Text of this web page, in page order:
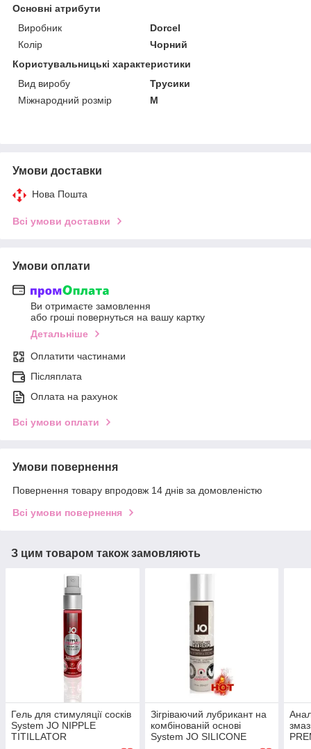
Основні атрибути
Виробник
Dorcel
Колір
Чорний
Користувальницькі характеристики
Вид виробу
Трусики
Міжнародний розмір
M
Умови доставки
Нова Пошта
Всі умови доставки
Умови оплати
Ви отримаєте замовлення
або гроші повернуться на вашу картку
Детальніше
Оплатити частинами
Післяплата
Оплата на рахунок
Всі умови оплати
Умови повернення
Повернення товару впродовж 14 днів за домовленістю
Всі умови повернення
З цим товаром також замовляють
Гель для стимуляції сосків
System JO NIPPLE
TITILLATOR
Зігріваючий лубрикант на
комбінованій основі
System JO SILICONE